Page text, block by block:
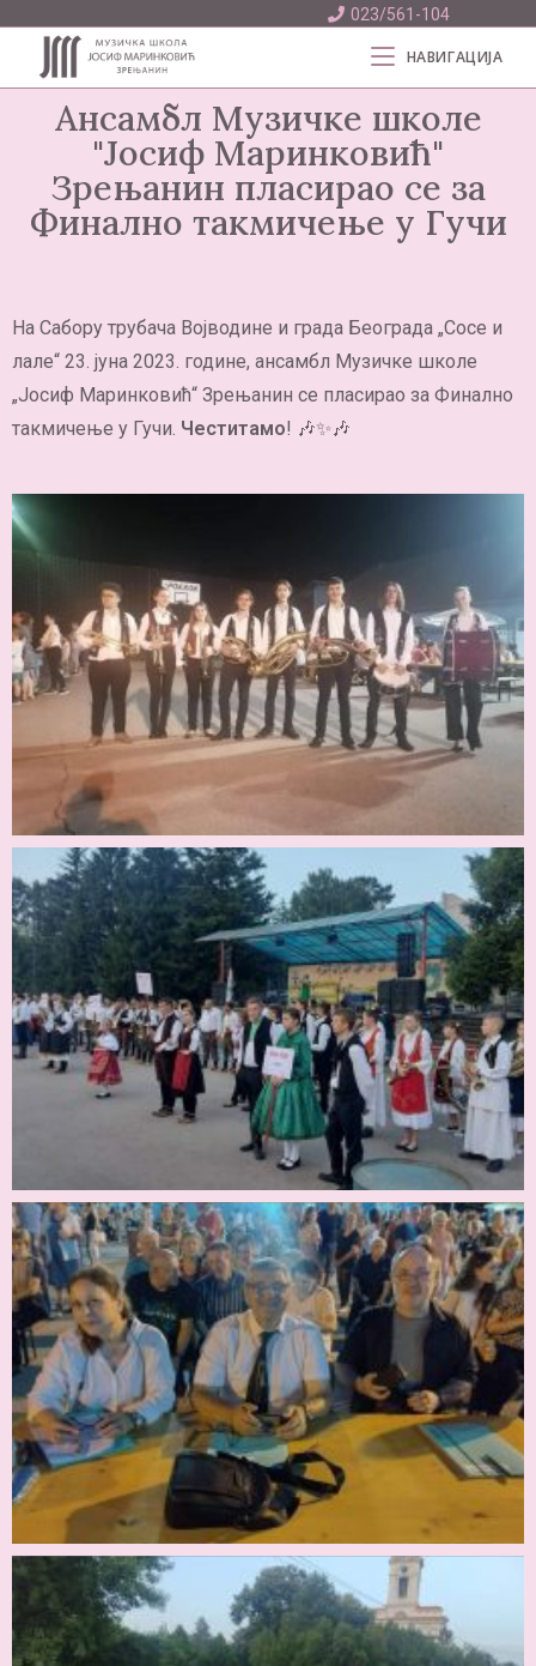
023/561-104
НАВИГАЦИЈА
Ансамбл Музичке школе
"Јосиф Маринковић"
Зрењанин пласирао се за
Финално такмичење у Гучи
На Сабору трубача Војводине и града Београда „Сосе и
лале“ 23. јуна 2023. године, ансамбл Музичке школе
„Јосиф Маринковић“ Зрењанин се пласирао за Финално
такмичење у Гучи. Честитамо! 🎶✨🎶